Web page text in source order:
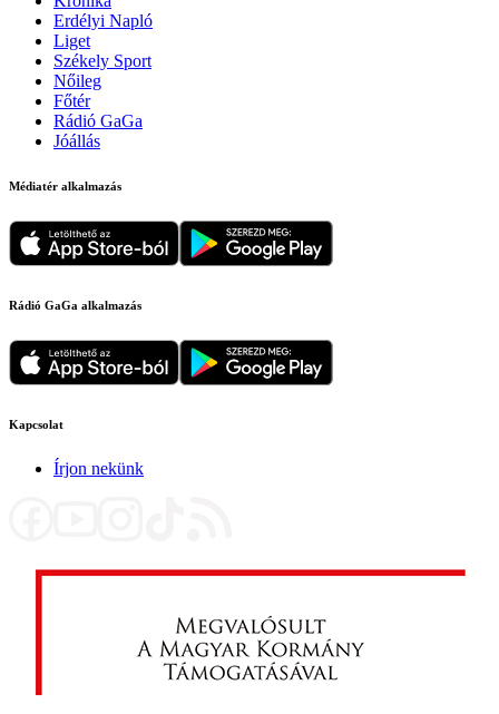
Erdélyi Napló
Liget
Székely Sport
Nőileg
Főtér
Rádió GaGa
Jóállás
Médiatér alkalmazás
Rádió GaGa alkalmazás
Kapcsolat
Írjon nekünk